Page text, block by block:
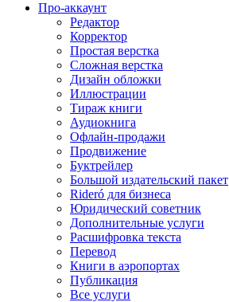
Про-аккаунт
Редактор
Корректор
Простая верстка
Сложная верстка
Дизайн обложки
Иллюстрации
Тираж книги
Аудиокнига
Офлайн-продажи
Продвижение
Буктрейлер
Большой издательский пакет
Rideró для бизнеса
Юридический советник
Дополнительные услуги
Расшифровка текста
Перевод
Книги в аэропортах
Публикация
Все услуги